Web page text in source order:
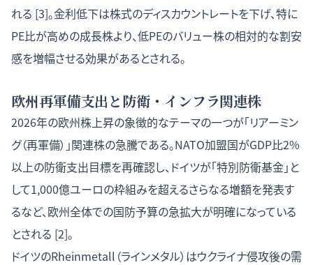
れる [3]。金利低下は株式のディスカウントレートを下げ、特に
PE比が高めの成長株より、低PEのバリュー株の相対的な割安
感を増幅させる効果があるとされる。
欧州再軍備支出と防衛・インフラ関連株
2026年の欧州株上昇の象徴的なテーマの一つが「リアーミン
グ（再軍備）」関連株の急騰である。NATO加盟国がGDP比2%
以上の防衛支出目標を再確認し、ドイツが「特別防衛基金」と
して1,000億ユーロの枠組みを超えるさらなる増額を発表す
るなど、欧州全体での国防予算の急拡大が明確になっている
とされる [2]。
ドイツのRheinmetall（ラインメタル）はウクライナ侵攻後の需